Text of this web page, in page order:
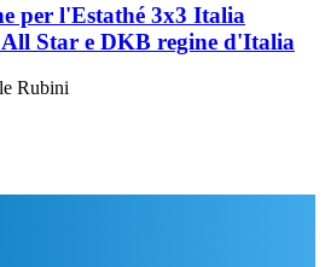
per l'Estathé 3x3 Italia
Star e DKB regine d'Italia
Rubini